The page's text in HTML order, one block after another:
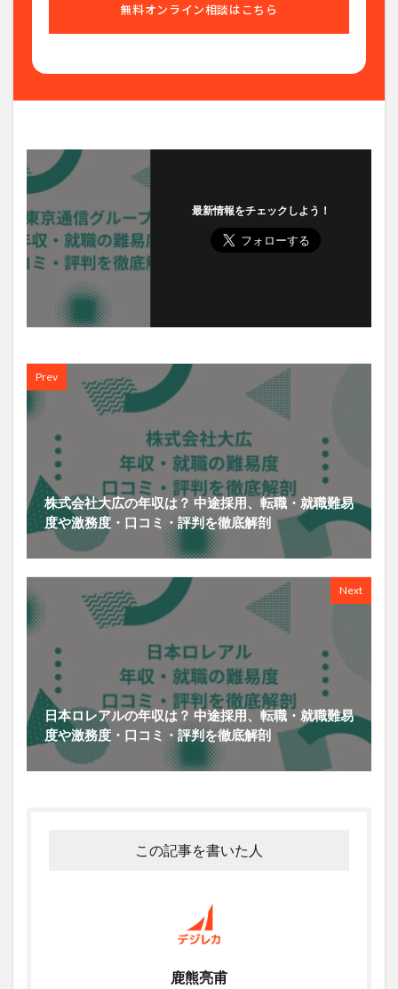
無料オンライン相談はこちら
最新情報をチェックしよう！
Prev
株式会社大広の年収は？ 中途採用、転職・就職難易
度や激務度・口コミ・評判を徹底解剖
Next
日本ロレアルの年収は？ 中途採用、転職・就職難易
度や激務度・口コミ・評判を徹底解剖
この記事を書いた人
鹿熊亮甫